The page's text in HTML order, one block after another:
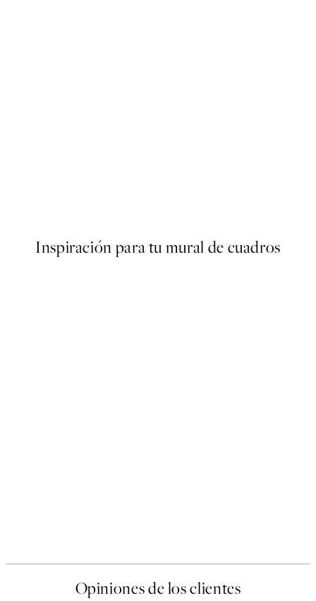
Inspiración para tu mural de cuadros
Opiniones de los clientes